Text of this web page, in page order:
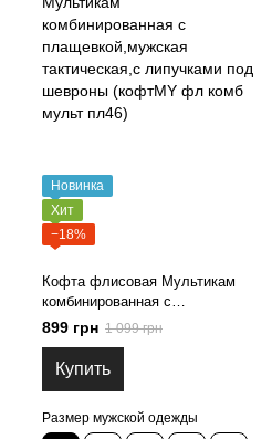
Новинка
Хит
−18%
Кофта флисовая Мультикам
комбинированная с
плащевкой,мужская
тактическая,с липучками под
шевроны (кофтМY фл комб
мульт пл46)
899 грн 1 099 грн
Купить
Размер мужской одежды